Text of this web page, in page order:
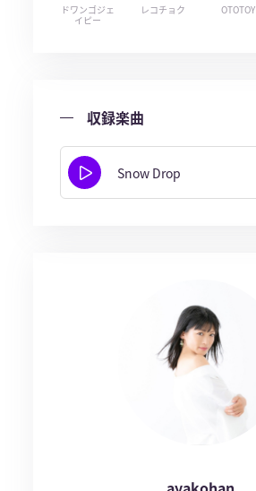
ドワンゴジェ
イピー
レコチョク OTOTOY
収録楽曲
Snow Drop